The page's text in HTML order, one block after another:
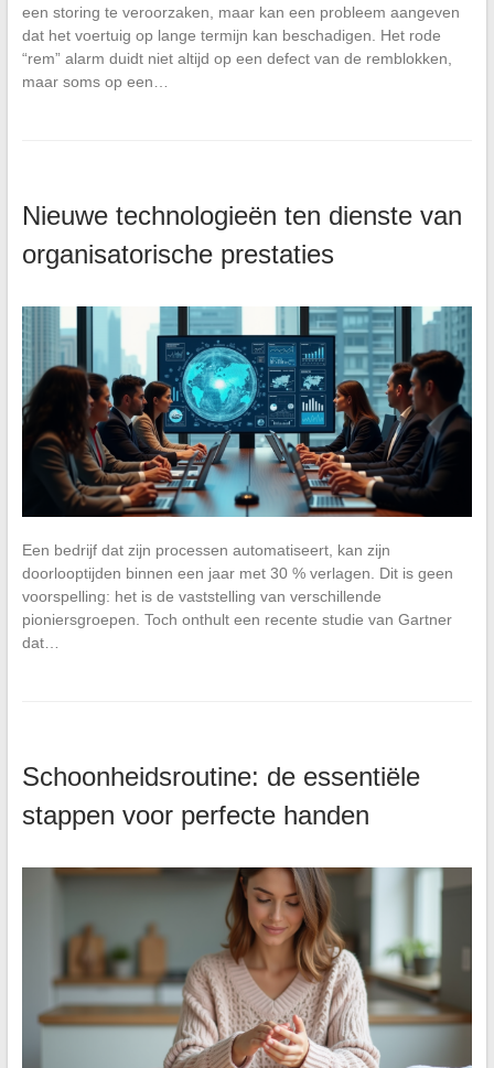
een storing te veroorzaken, maar kan een probleem aangeven
dat het voertuig op lange termijn kan beschadigen. Het rode
“rem” alarm duidt niet altijd op een defect van de remblokken,
maar soms op een…
Nieuwe technologieën ten dienste van
organisatorische prestaties
Een bedrijf dat zijn processen automatiseert, kan zijn
doorlooptijden binnen een jaar met 30 % verlagen. Dit is geen
voorspelling: het is de vaststelling van verschillende
pioniersgroepen. Toch onthult een recente studie van Gartner
dat…
Schoonheidsroutine: de essentiële
stappen voor perfecte handen